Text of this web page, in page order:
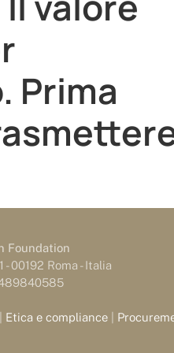
Prima
Foundation
- 00192 Roma - Italia
Etica e compliance